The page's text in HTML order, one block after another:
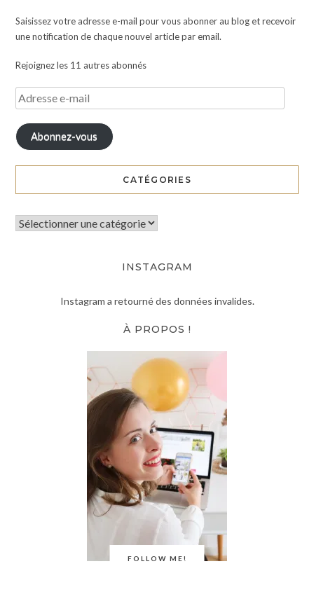
Saisissez votre adresse e-mail pour vous abonner au blog et recevoir
une notification de chaque nouvel article par email.
Rejoignez les 11 autres abonnés
Abonnez-vous
CATÉGORIES
INSTAGRAM
Instagram a retourné des données invalides.
FOLLOW ME!
À PROPOS !